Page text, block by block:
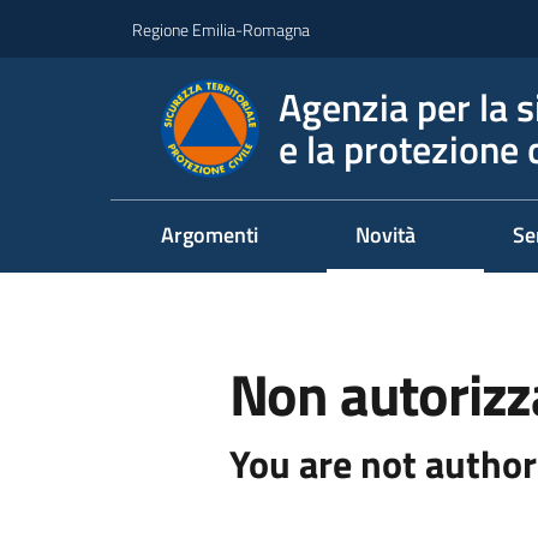
Regione Emilia-Romagna
Agenzia per la
e la protezione
Argomenti Novità
Non
You are not